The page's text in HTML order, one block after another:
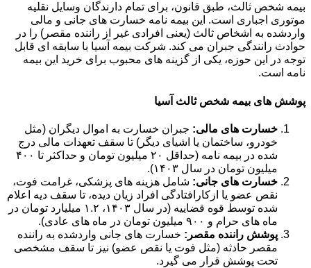
بیمه شخص ثالث، طبق قانون، برای تمام دارندگان وسایل نقلیه
موتوری اجباری است. این بیمه نامه خسارت های جانی و مالی
واردشده به اشخاص ثالث (یعنی افرادی غیر از راننده مقصر) را در
حوادث رانندگی جبران می کند. شرکت بیمه آسیا با سابقه ای قابل
توجه در این حوزه، یکی از گزینه های محبوب برای خرید این بیمه
نامه است.
پوشش های بیمه شخص ثالث آسیا
خسارت های مالی: جبران خسارت به اموال دیگران (مثل
خودرو، ساختمان یا اشیای دیگر) تا سقف تعهدات مالی درج
شده در بیمه نامه (حداقل ۲۰ میلیون تومان و حداکثر تا ۴۰۰
میلیون تومان در سال ۱۴۰۳).
خسارت های جانی: شامل هزینه های پزشکی، غرامت فوت،
نقص عضو یا ازکارافتادگی افراد زیان دیده، تا سقف دیه اعلام
شده توسط قوه قضاییه (در سال ۱۴۰۳، ۱.۲ میلیارد تومان در
ماه های حرام و ۹۰۰ میلیون تومان در ماه های عادی).
پوشش راننده مقصر: خسارت های جانی واردشده به راننده
مقصر حادثه (مثل فوت یا نقص عضو) نیز تا سقف مشخصی
تحت پوشش قرار می گیرد.